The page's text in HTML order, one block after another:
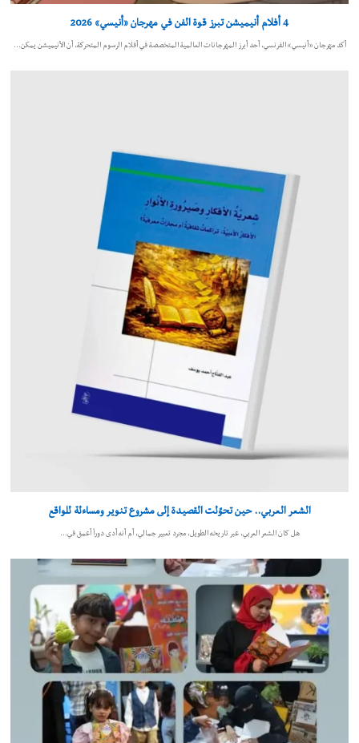
4 أفلام أنيميشن تبرز قوة الفن في مهرجان «أنيسي» 2026
أكد مهرجان «أنيسي» الفرنسي، أحد أبرز المهرجانات العالمية المتخصصة في أفلام الرسوم المتحركة، أن الأنيميشن يمكن…
الشعر العربي.. حين تحوّلت القصيدة إلى مشروع تنوير ومساءلة للواقع
هل كان الشعر العربي، عبر تاريخه الطويل، مجرد تعبير جمالي، أم أنه أدى دوراً أعمق في…